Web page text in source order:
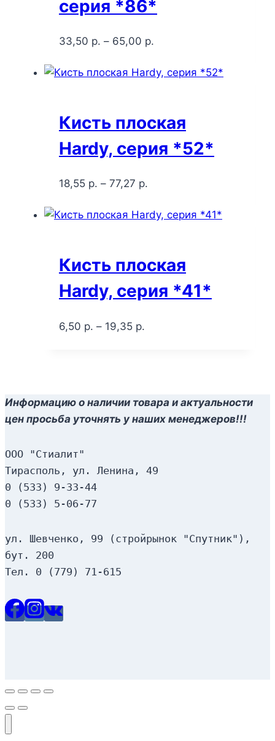
серия *86*
33,50 р. – 65,00 р.
Кисть плоская
Hardy, серия *52*
18,55 р. – 77,27 р.
Кисть плоская
Hardy, серия *41*
6,50 р. – 19,35 р.
Информацию о наличии товара и актуальности
цен просьба уточнять у наших менеджеров!!!
ООО "Стиалит"
Тирасполь, ул. Ленина, 49
0 (533) 9-33-44
0 (533) 5-06-77
ул. Шевченко, 99 (стройрынок "Спутник"),
бут. 200
Тел. 0 (779) 71-615